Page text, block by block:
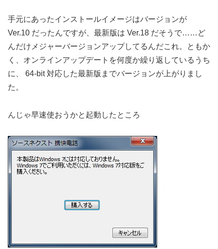
手元にあったインストールイメージはバージョンが
Ver.10 だったんですが、最新版は Ver.18 だそうで……ど
んだけメジャーバージョンアップしてるんだこれ。ともか
く、オンラインアップデートを何度か繰り返しているうち
に、 64-bit 対応した最新版までバージョンが上がりまし
た。
んじゃ早速使おうかと起動したところ